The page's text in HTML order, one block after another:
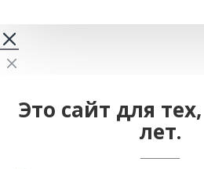
Это сайт для
лет.